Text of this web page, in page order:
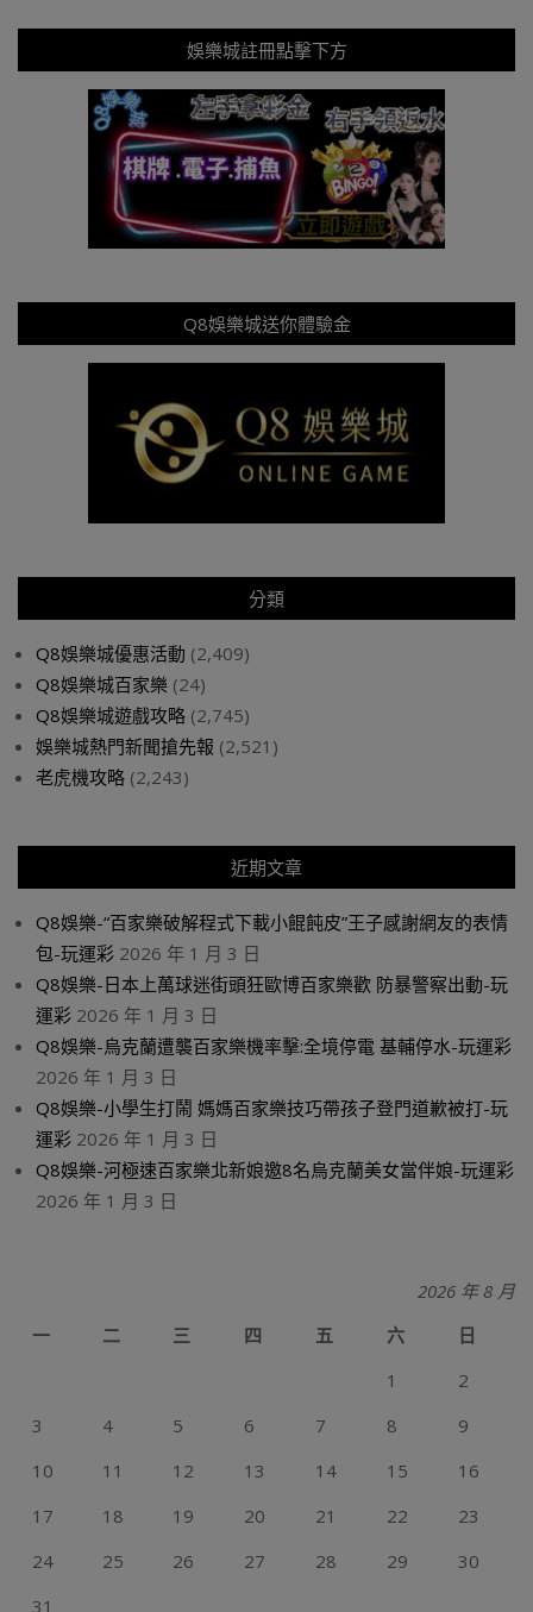
娛樂城註冊點擊下方
Q8娛樂城送你體驗金
分類
Q8娛樂城優惠活動 (2,409)
Q8娛樂城百家樂 (24)
Q8娛樂城遊戲攻略 (2,745)
娛樂城熱門新聞搶先報 (2,521)
老虎機攻略 (2,243)
近期文章
Q8娛樂-“百家樂破解程式下載小餛飩皮”王子感謝網友的表情
包-玩運彩 2026 年 1 月 3 日
Q8娛樂-日本上萬球迷街頭狂歐博百家樂歡 防暴警察出動-玩
運彩 2026 年 1 月 3 日
Q8娛樂-烏克蘭遭襲百家樂機率擊:全境停電 基輔停水-玩運彩
2026 年 1 月 3 日
Q8娛樂-小學生打鬧 媽媽百家樂技巧帶孩子登門道歉被打-玩
運彩 2026 年 1 月 3 日
Q8娛樂-河極速百家樂北新娘邀8名烏克蘭美女當伴娘-玩運彩
2026 年 1 月 3 日
2026 年 8 月
一
二 三 四 五 六
日
1
2
3
4 5 6 7 8
9
10
11 12 13 14 15
16
17
18 19 20 21 22
23
24
25 26 27 28 29
30
31